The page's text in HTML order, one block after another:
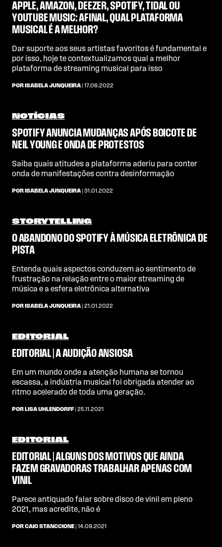
APPLE, AMAZON, DEEZER, SPOTIFY, TIDAL OU
YOUTUBE MUSIC: AFINAL, QUAL PLATAFORMA
MUSICAL É A MELHOR?
Dar suporte aos seus artistas favoritos é fundamental e
por isso, hoje te contextualizamos qual a melhor
plataforma de streaming musical para isso
POR ISABELA JUNQUEIRA | 17.06.2022
NOTÍCIAS
SPOTIFY ANUNCIA MUDANÇAS APÓS BOICOTE DE
NEIL YOUNG E ONDA DE PROTESTOS
Saiba quais atitudes a plataforma aderiu para conter
onda de manifestações contra desinformação
POR ISABELA JUNQUEIRA | 31.01.2022
STORYTELLING
O ABANDONO DO SPOTIFY À MÚSICA ELETRÔNICA DE
PISTA
Entenda quais aspectos conduzem ao sentimento de
frustração na relação entre o maior streaming de
música e a esfera eletrônica alternativa
POR ISABELA JUNQUEIRA | 21.01.2022
EDITORIAL
EDITORIAL | A AUDIÇÃO ANSIOSA
Em um mundo onde a atenção humana se tornou
escassa, a indústria musical foi obrigada atender ao
ritmo acelerado de toda uma geração.
POR LISA UHLENDORFF | 25.11.2021
EDITORIAL
EDITORIAL | ALGUNS DOS MOTIVOS QUE AINDA
FAZEM GRAVADORAS TRABALHAR APENAS COM
VINIL
Parece antiquado falar sobre disco de vinil em pleno
2021, mas acredite, não é
POR CAIO STANCCIONE | 14.09.2021